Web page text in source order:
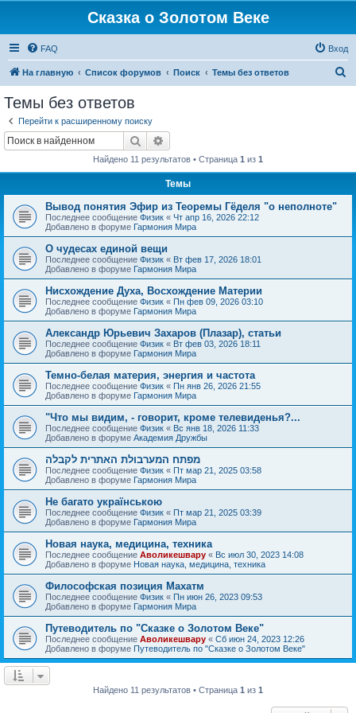
Сказка о Золотом Веке
FAQ Вход
На главную Список форумов Поиск Темы без ответов
Темы без ответов
Перейти к расширенному поиску
Поиск
Найдено 11 результатов • Страница 1 из 1
Темы
Вывод понятия Эфир из Теоремы Гёделя "о неполноте"
Последнее сообщение Физик « Чт апр 16, 2026 22:12
Добавлено в форуме Гармония Мира
О чудесах единой вещи
Последнее сообщение Физик « Вт фев 17, 2026 18:01
Добавлено в форуме Гармония Мира
Нисхождение Духа, Восхождение Материи
Последнее сообщение Физик « Пн фев 09, 2026 03:10
Добавлено в форуме Гармония Мира
Александр Юрьевич Захаров (Плазар), статьи
Последнее сообщение Физик « Вт фев 03, 2026 18:11
Добавлено в форуме Гармония Мира
Темно-белая материя, энергия и частота
Последнее сообщение Физик « Пн янв 26, 2026 21:55
Добавлено в форуме Гармония Мира
"Что мы видим, - говорит, кроме телевиденья?...
Последнее сообщение Физик « Вс янв 18, 2026 11:33
Добавлено в форуме Академия Дружбы
מפתח המערבולת האתרית לקבלה
Последнее сообщение Физик « Пт мар 21, 2025 03:58
Добавлено в форуме Гармония Мира
Не багато українською
Последнее сообщение Физик « Пт мар 21, 2025 03:39
Добавлено в форуме Гармония Мира
Новая наука, медицина, техника
Последнее сообщение Аволикешвару « Вс июл 30, 2023 14:08
Добавлено в форуме Новая наука, медицина, техника
Философская позиция Махатм
Последнее сообщение Физик « Пн июн 26, 2023 09:53
Добавлено в форуме Гармония Мира
Путеводитель по "Сказке о Золотом Веке"
Последнее сообщение Аволикешвару « Сб июн 24, 2023 12:26
Добавлено в форуме Путеводитель по "Сказке о Золотом Веке"
Найдено 11 результатов • Страница 1 из 1